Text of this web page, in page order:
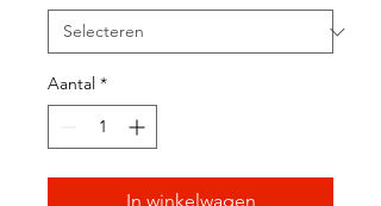
Aantal *
In winkelwagen